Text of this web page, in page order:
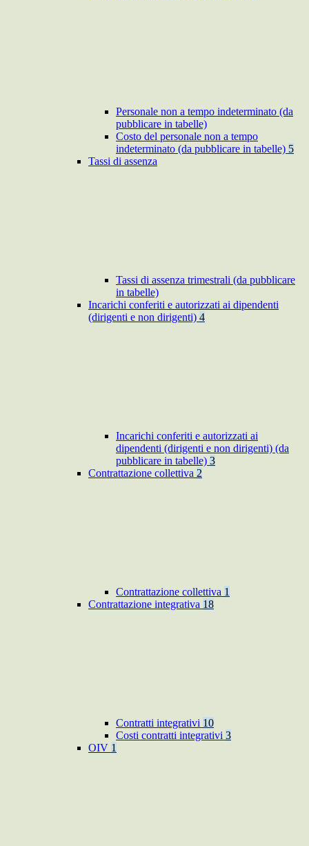
Personale non a tempo indeterminato (da
pubblicare in tabelle)
Costo del personale non a tempo
indeterminato (da pubblicare in tabelle) 5
Tassi di assenza
Tassi di assenza trimestrali (da pubblicare
in tabelle)
Incarichi conferiti e autorizzati ai dipendenti
(dirigenti e non dirigenti) 4
Incarichi conferiti e autorizzati ai
dipendenti (dirigenti e non dirigenti) (da
pubblicare in tabelle) 3
Contrattazione collettiva 2
Contrattazione collettiva 1
Contrattazione integrativa 18
Contratti integrativi 10
Costi contratti integrativi 3
OIV 1